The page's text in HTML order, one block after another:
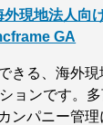
外現地法人向
GA
きる、海外
ョンです。多
ンパニー管理